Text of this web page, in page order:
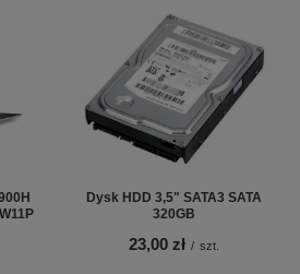
Dysk HDD 3,5" SATA3 SATA
320GB
23,00 zł / szt.